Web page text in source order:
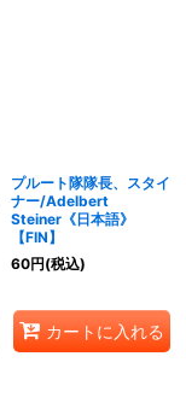
プルート隊隊長、スタイ
ナー/Adelbert
Steiner《日本語》
【FIN】
60円(税込)
カートに入れる